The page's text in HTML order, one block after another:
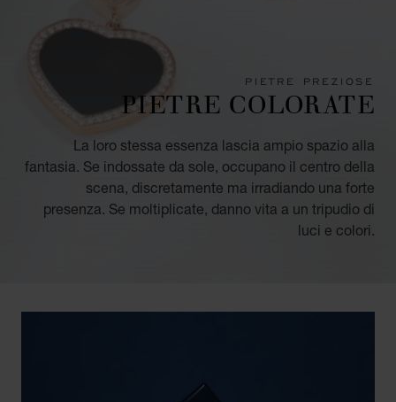
PIETRE PREZIOSE
PIETRE COLORATE
La loro stessa essenza lascia ampio spazio alla
fantasia. Se indossate da sole, occupano il centro della
scena, discretamente ma irradiando una forte
presenza. Se moltiplicate, danno vita a un tripudio di
luci e colori.